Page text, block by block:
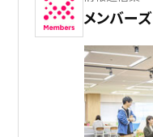
メンバーズ